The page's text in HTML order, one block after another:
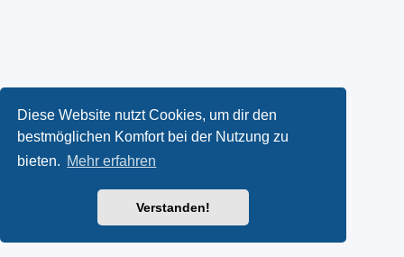
Diese Website nutzt Cookies, um dir den
bestmöglichen Komfort bei der Nutzung zu
bieten. Mehr erfahren
Verstanden!